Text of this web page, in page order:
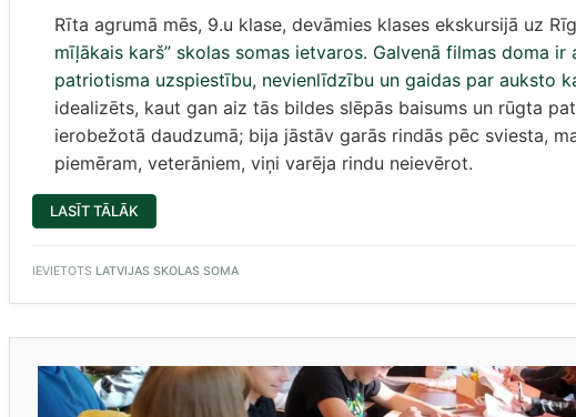
Rīta agrumā mēs, 9.u klase, devāmies klases ekskursijā uz
mīļākais karš” skolas somas ietvaros. Galvenā filmas doma
patriotisma uzspiestību, nevienlīdzību un gaidas par auksto
idealizēts, kaut gan aiz tās bildes slēpās baisums un rūgta
ierobežotā daudzumā; bija jāstāv garās rindās pēc sviesta,
piemēram, veterāniem, viņi varēja rindu neievērot.
LASĪT TĀLĀK
KLASE
KĀ
IEVIETOTS LATVIJAS SKOLAS SOMA